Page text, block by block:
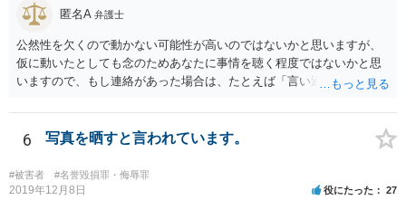
匿名A 弁護士
公然性を欠くので動かない可能性が高いのではないかと思いますが、
仮に動いたとしても念のためあなたに事情を聴く程度ではないかと思
いますので、もし連絡があった場合は、たとえば「言い過ぎた部分が
ジでのやりとりなので、公然性がないことが明らかなので、名誉毀損
や侮辱には当たらないと考えているが、相手は何らかの理由で公然性
があると言っているのか」と反省の意を示しつつ、なぜ警察が連絡し
てきたのか尋ねることが考えられます。
6 写真を晒すと言われています。
#被害者 #名誉毀損罪・侮辱罪
2019年12月8日 役にたった 27